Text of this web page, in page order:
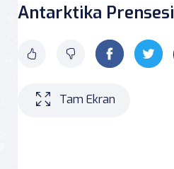
Antarktika Prensesi
Tam Ekran